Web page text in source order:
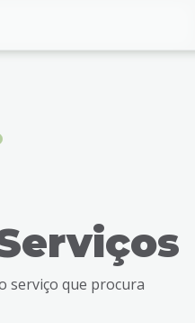
serviço que procura